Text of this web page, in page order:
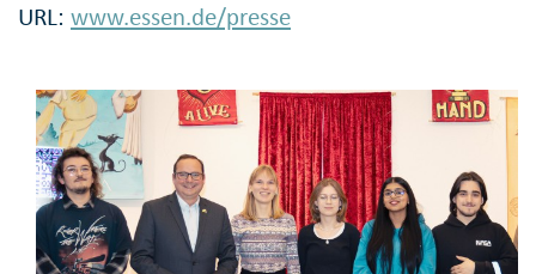
URL: www.essen.de/presse